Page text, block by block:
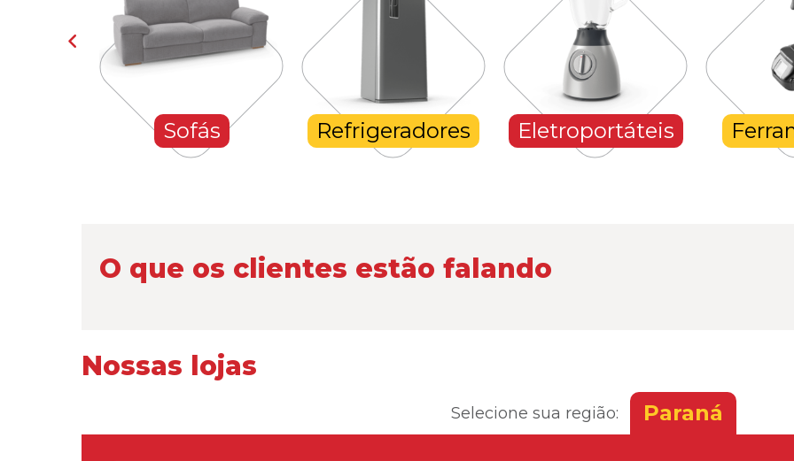
Sofás Refrigeradores Eletroportáteis
O que os clientes estão falando
Nossas lojas
Selecione sua região: Paraná